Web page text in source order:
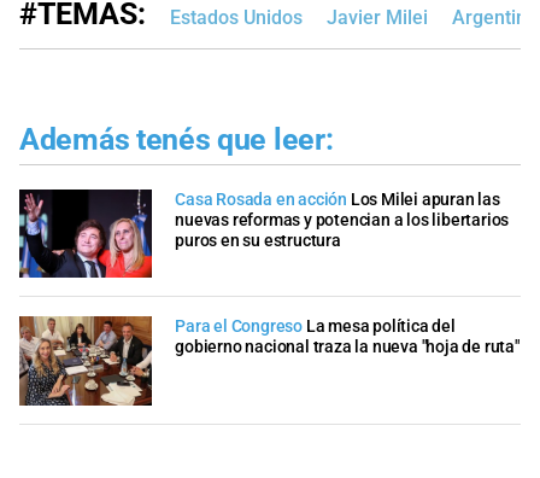
#TEMAS: Estados Unidos Javier Milei Argentina
Además tenés que leer:
Casa Rosada en acción Los Milei apuran las
nuevas reformas y potencian a los libertarios
puros en su estructura
Para el Congreso La mesa política del
gobierno nacional traza la nueva "hoja de ruta"